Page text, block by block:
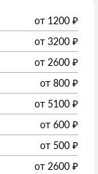
от 1200 ₽
от 3200 ₽
от 2600 ₽
от 800 ₽
от 5100 ₽
от 600 ₽
от 500 ₽
от 2600 ₽